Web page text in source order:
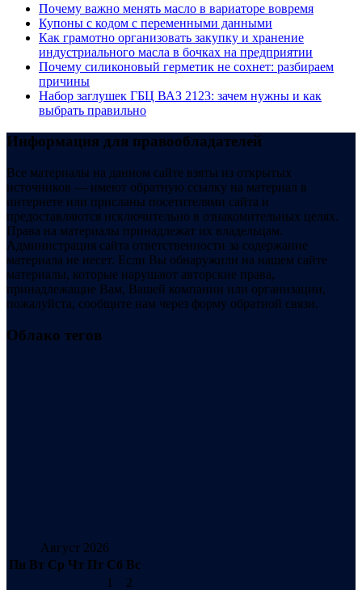
Почему важно менять масло в вариаторе вовремя
Купоны c кодом с переменными данными
Как грамотно организовать закупку и хранение
индустриального масла в бочках на предприятии
Почему силиконовый герметик не сохнет: разбираем
причины
Набор заглушек ГБЦ ВАЗ 2123: зачем нужны и как
выбрать правильно
Информация для правообладателей
Все материалы на данном сайте взяты из открытых
источников — имеют обратную ссылку на материал в
интернете или присланы посетителями сайта и
предоставляются исключительно в ознакомительных целях.
Права на материалы принадлежат их владельцам.
Администрация сайта ответственности за содержание
материала не несет. Если Вы обнаружили на нашем сайте
материалы, которые нарушают авторские права,
принадлежащие Вам, Вашей компании или организации,
пожалуйста, сообщите нам через форму обратной связи.
Облако тегов
Август 2026
Пн Вт Ср Чт Пт Сб Вс
1
2